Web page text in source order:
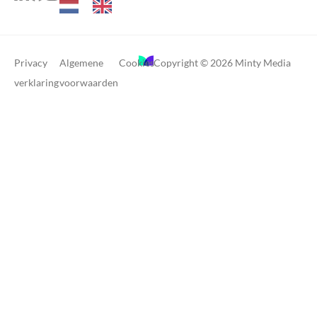
Copyright © 2026 Minty Media
Privacy
verklaring
Algemene
voorwaarden
Cookies